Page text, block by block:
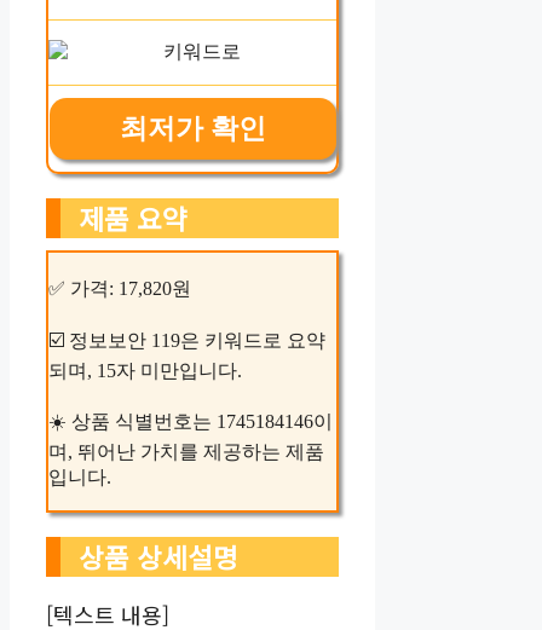
최저가 확인
제품 요약
✅ 가격: 17,820원
☑️ 정보보안 119은 키워드로 요약
되며, 15자 미만입니다.
☀️ 상품 식별번호는 1745184146이
며, 뛰어난 가치를 제공하는 제품
입니다.
상품 상세설명
[텍스트 내용]